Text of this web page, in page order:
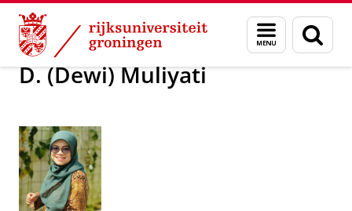
Skip
Content
Skip
Navigation
Menu
en
zoeken
Over ons D. (Dewi) Muliyati
D. (Dewi) Muliyati